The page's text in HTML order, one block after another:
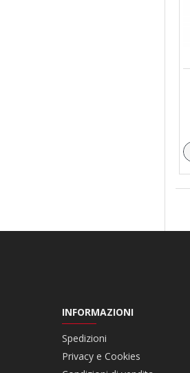
INFORMAZIONI
Spedizioni
Privacy e Cookies